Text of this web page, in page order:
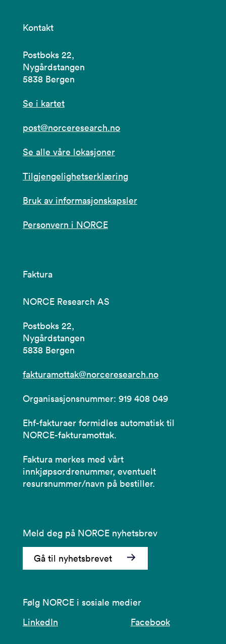
Kontakt
Postboks 22,
Nygårdstangen
5838 Bergen
Se i kartet
post@norceresearch.no
Se alle våre lokasjoner
Tilgjengelighetserklæring
Bruk av informasjonskapsler
Personvern i NORCE
Faktura
NORCE Research AS
Postboks 22,
Nygårdstangen
5838 Bergen
fakturamottak@norceresearch.no
Organisasjonsnummer: 919 408 049
Ehf-fakturaer formidles automatisk til
NORCE-fakturamottak.
Faktura merkes med vårt
innkjøpsordrenummer, eventuelt
resursnummer/navn på bestiller.
Meld deg på NORCE nyhetsbrev
Gå til nyhetsbrevet
Følg NORCE i sosiale medier
LinkedIn
Facebook